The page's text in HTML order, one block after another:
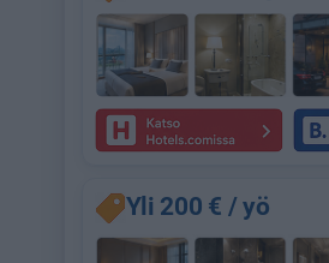
Yli 200 € / yö